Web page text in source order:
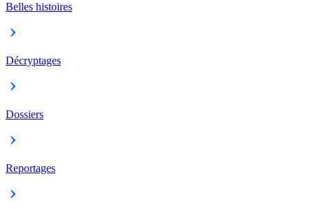
Belles histoires
Décryptages
Dossiers
Reportages